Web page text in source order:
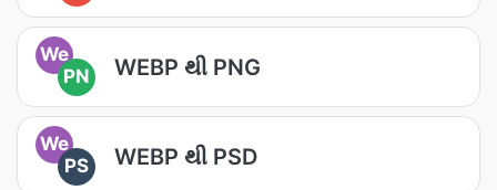
We
PN
WEBP થી PNG
We
PS
WEBP થી PSD